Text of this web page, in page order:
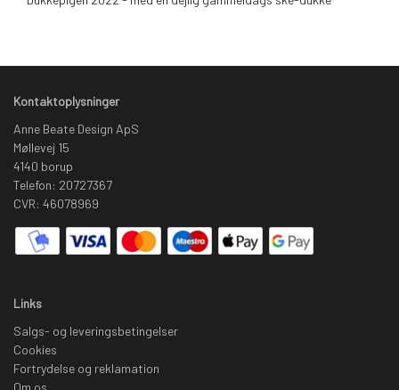
Kontaktoplysninger
Anne Beate Design ApS
Møllevej 15
4140 borup
Telefon: 20727367
CVR: 46078969
Links
Salgs- og leveringsbetingelser
Cookies
Fortrydelse og reklamation